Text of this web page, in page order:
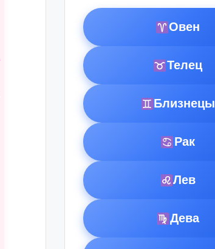
Овен
Телец
Близнецы
Рак
Лев
Дева